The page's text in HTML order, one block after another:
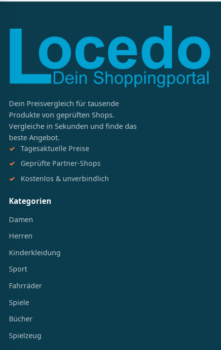
Dein Preisvergleich für tausende
Produkte von geprüften Shops.
Vergleiche in Sekunden und finde das
beste Angebot.
Tagesaktuelle Preise
Geprüfte Partner-Shops
Kostenlos & unverbindlich
Kategorien
Damen
Herren
Kinderkleidung
Sport
Fahrräder
Spiele
Bücher
Spielzeug